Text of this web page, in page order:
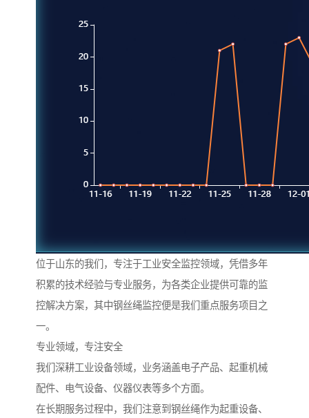
位于山东的我们，专注于工业安全监控领域，凭借多年
积累的技术经验与专业服务，为各类企业提供可靠的监
控解决方案，其中钢丝绳监控便是我们重点服务项目之
一。
专业领域，专注安全
我们深耕工业设备领域，业务涵盖电子产品、起重机械
配件、电气设备、仪器仪表等多个方面。
在长期服务过程中，我们注意到钢丝绳作为起重设备、